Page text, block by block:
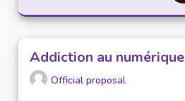
Addiction au numérique
Official proposal